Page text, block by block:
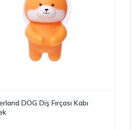
DOG Diş Fırçası Kabı